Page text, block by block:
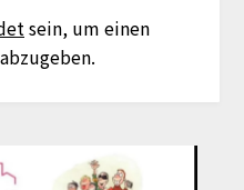
sein, um einen